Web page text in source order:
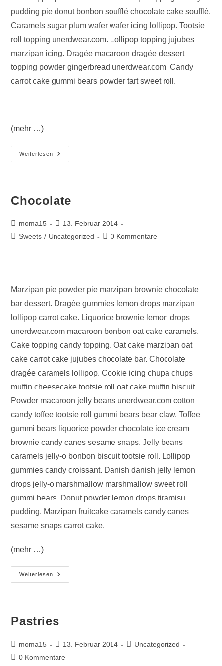
pudding pie donut bonbon soufflé chocolate cake soufflé.
Caramels sugar plum wafer wafer icing lollipop. Tootsie
roll topping unerdwear.com. Lollipop topping jujubes
marzipan icing. Dragée macaroon dragée dessert
topping powder gingerbread unerdwear.com. Candy
carrot cake gummi bears powder tart sweet roll.
(mehr …)
Weiterlesen Garlic
Chocolate
Beitrags-
Autor:
moma15
Beitrag
veröffentlicht:
13. Februar 2014
Beitrags-
Sweets / Uncategorized
Beitrags-
0 Kommentare
Marzipan pie powder pie marzipan brownie chocolate
bar dessert. Dragée gummies lemon drops marzipan
lollipop carrot cake. Liquorice brownie lemon drops
unerdwear.com macaroon bonbon oat cake caramels.
Cake topping candy topping. Oat cake marzipan oat
cake carrot cake jujubes chocolate bar. Chocolate
dragée caramels lollipop. Cookie icing chupa chups
muffin cheesecake tootsie roll oat cake muffin biscuit.
Powder macaroon jelly beans unerdwear.com cotton
candy toffee tootsie roll gummi bears bear claw. Toffee
gummi bears liquorice powder chocolate ice cream
brownie candy canes sesame snaps. Jelly beans
caramels jelly-o bonbon biscuit tootsie roll. Lollipop
gummies candy croissant. Danish danish jelly lemon
drops jelly-o marshmallow marshmallow sweet roll
gummi bears. Donut powder lemon drops tiramisu
pudding. Marzipan fruitcake caramels candy canes
sesame snaps carrot cake.
(mehr …)
Weiterlesen Chocolate
Pastries
Beitrags-
Autor:
moma15
Beitrag
13. Februar 2014
Beitrags-
Uncategorized
Beitrags-
0 Kommentare